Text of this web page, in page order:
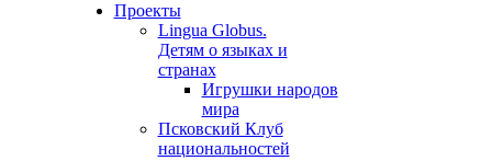
Проекты
Lingua Globus.
Детям о языках и
странах
Игрушки народов
мира
Псковский Клуб
национальностей